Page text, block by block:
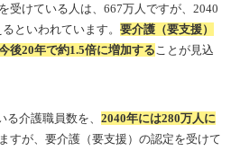
受けている人は、667万人ですが、2040
といわれています。 要介護（要支援）
後20年で約1.5倍に増加する ことが見込
介護職員数を、 2040年には280万人に
すが、要介護（要支援）の認定を受けて